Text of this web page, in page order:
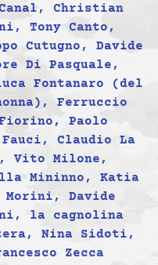
Christian
Tony Canto,
Cutugno, Davide
Di Pasquale,
Fontanaro (del
Ferruccio
Paolo
Claudio La
Vito Milone,
Mininno, Katia
Davide
la cagnolina
Nina Sidoti,
Zecca